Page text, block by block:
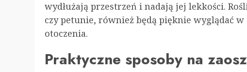
wydłużają przestrzeń i nadają jej lekkości.
czy petunie, również będą pięknie wyglądać
otoczenia.
Praktyczne sposoby na